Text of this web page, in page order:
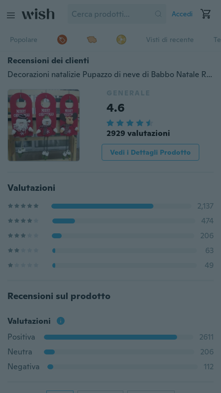
Accedi
Popolare Visti di recente
Recensioni dei clienti
Decorazioni natalizie Pupazzo di neve di Babbo Natale Renna Finestra Porta Porta Appesi Ornamenti Regali di Natale Festa
GENERALE
4.6
2929 valutazioni
Vedi i Dettagli Prodotto
Valutazioni
2,137
474
206
63
49
Recensioni sul prodotto
Valutazioni
Positiva
2611
Neutra
206
Negativa
112